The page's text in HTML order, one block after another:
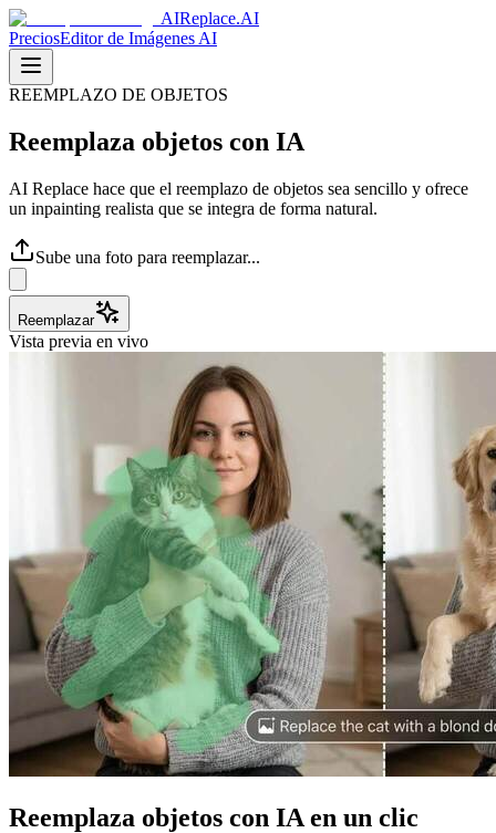
AIReplace.AI
PreciosEditor de Imágenes AI
REEMPLAZO DE OBJETOS
Reemplaza objetos con IA
AI Replace hace que el reemplazo de objetos sea sencillo y ofrece
un inpainting realista que se integra de forma natural.
Sube una foto para reemplazar...
Reemplazar
Vista previa en vivo
Reemplaza objetos con IA en un clic